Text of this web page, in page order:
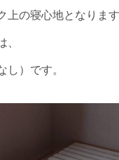
上の寝心地となります
、
し）です。